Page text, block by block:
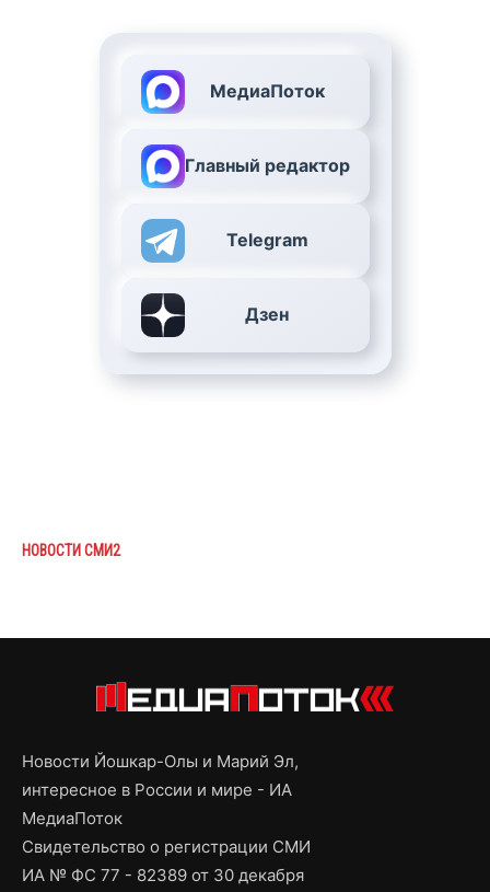
МедиаПоток
Главный редактор
Telegram
Дзен
НОВОСТИ СМИ2
Новости Йошкар-Олы и Марий Эл,
интересное в России и мире - ИА
МедиаПоток
Свидетельство о регистрации СМИ
ИА № ФС 77 - 82389 от 30 декабря